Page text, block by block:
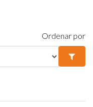
Ordenar por